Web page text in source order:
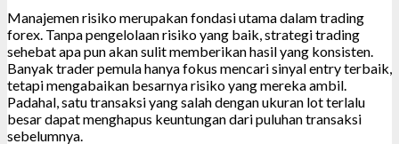
Manajemen risiko merupakan fondasi utama dalam trading
forex. Tanpa pengelolaan risiko yang baik, strategi trading
sehebat apa pun akan sulit memberikan hasil yang konsisten.
Banyak trader pemula hanya fokus mencari sinyal entry terbaik,
tetapi mengabaikan besarnya risiko yang mereka ambil.
Padahal, satu transaksi yang salah dengan ukuran lot terlalu
besar dapat menghapus keuntungan dari puluhan transaksi
sebelumnya.